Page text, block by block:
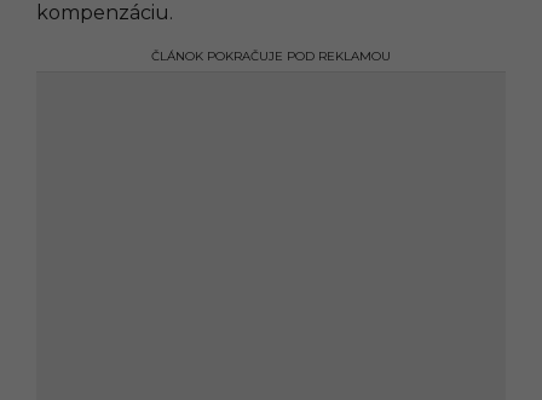
9
kompenzáciu.
ČLÁNOK POKRAČUJE POD REKLAMOU